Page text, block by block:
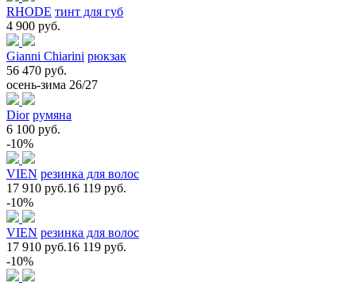
RHODE тинт для губ
4 900 руб.
Gianni Chiarini рюкзак
56 470 руб.
осень-зима 26/27
Dior румяна
6 100 руб.
-10%
VIEN резинка для волос
17 910 руб.16 119 руб.
-10%
VIEN резинка для волос
17 910 руб.16 119 руб.
-10%